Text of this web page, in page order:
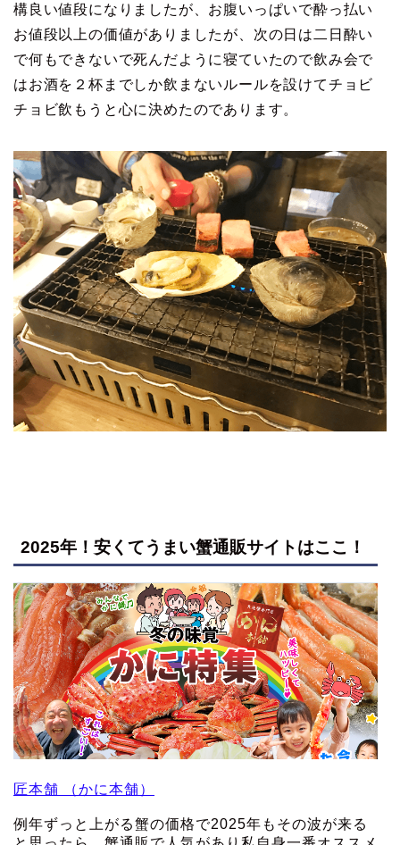
構良い値段になりましたが、お腹いっぱいで酔っ払い
お値段以上の価値がありましたが、次の日は二日酔い
で何もできないで死んだように寝ていたので飲み会で
はお酒を２杯までしか飲まないルールを設けてチョビ
チョビ飲もうと心に決めたのであります。
2025年！安くてうまい蟹通販サイトはここ！
匠本舗 （かに本舗）
例年ずっと上がる蟹の価格で2025年もその波が来る